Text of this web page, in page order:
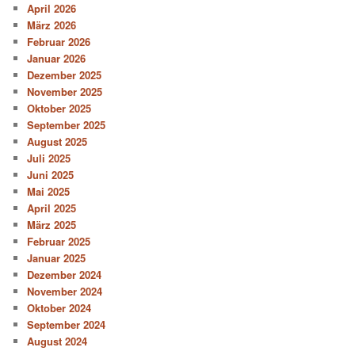
April 2026
März 2026
Februar 2026
Januar 2026
Dezember 2025
November 2025
Oktober 2025
September 2025
August 2025
Juli 2025
Juni 2025
Mai 2025
April 2025
März 2025
Februar 2025
Januar 2025
Dezember 2024
November 2024
Oktober 2024
September 2024
August 2024